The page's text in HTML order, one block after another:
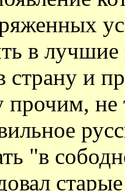
в
страну и
не
"в